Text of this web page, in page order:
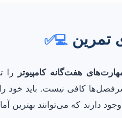
💻✅
هفت‌گانه کامپیوتر
را
کافی نیست. باید خود
دارند که می‌توانند بهترین